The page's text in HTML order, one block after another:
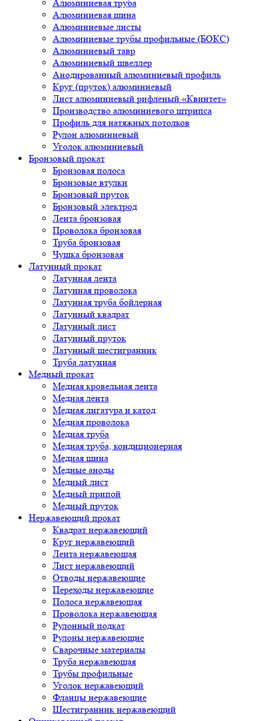
Алюминиевая труба
Алюминиевая шина
Алюминиевые листы
Алюминиевые трубы профильные (БОКС)
Алюминиевый тавр
Алюминиевый швеллер
Анодированный алюминиевый профиль
Круг (пруток) алюминиевый
Лист алюминиевый рифленый «Квинтет»
Производство алюминиевого штрипса
Профиль для натяжных потолков
Рулон алюминиевый
Уголок алюминиевый
Бронзовый прокат
Бронзовая полоса
Бронзовые втулки
Бронзовый пруток
Бронзовый электрод
Лента бронзовая
Проволока бронзовая
Труба бронзовая
Чушка бронзовая
Латунный прокат
Латунная лента
Латунная проволока
Латунная труба бойлерная
Латунный квадрат
Латунный лист
Латунный пруток
Латунный шестигранник
Труба латунная
Медный прокат
Медная кровельная лента
Медная лента
Медная лигатура и катод
Медная проволока
Медная труба
Медная труба, кондиционерная
Медная шина
Медные аноды
Медный лист
Медный припой
Медный пруток
Нержавеющий прокат
Квадрат нержавеющий
Круг нержавеющий
Лента нержавеющая
Лист нержавеющий
Отводы нержавеющие
Переходы нержавеющие
Полоса нержавеющая
Проволока нержавеющая
Рулонный подкат
Рулоны нержавеющие
Сварочные материалы
Труба нержавеющая
Трубы профильные
Уголок нержавеющий
Фланцы нержавеющие
Шестигранник нержавеющий